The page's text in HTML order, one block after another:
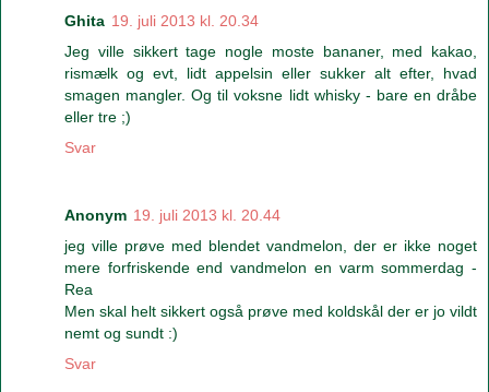
Ghita 19. juli 2013 kl. 20.34
Jeg ville sikkert tage nogle moste bananer, med kakao,
rismælk og evt, lidt appelsin eller sukker alt efter, hvad
smagen mangler. Og til voksne lidt whisky - bare en dråbe
eller tre ;)
Svar
Anonym 19. juli 2013 kl. 20.44
jeg ville prøve med blendet vandmelon, der er ikke noget
mere forfriskende end vandmelon en varm sommerdag -
Rea
Men skal helt sikkert også prøve med koldskål der er jo vildt
nemt og sundt :)
Svar